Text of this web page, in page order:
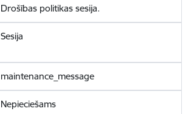
Drošības politikas sesija.
Sesija
maintenance_message
Nepieciešams